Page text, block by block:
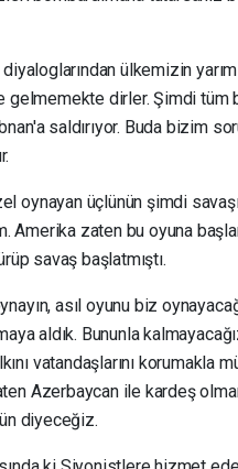
ülkemizin
dirler. Şimdi tüm
saldırıyor. Buda bizim
oynayan üçlünün şimdi
Amerika zaten bu oyuna
savaş başlatmıştı.
asıl oyunu biz
aldık. Bununla
vatandaşlarını
Azerbaycan ile kardeş
diyeceğiz.